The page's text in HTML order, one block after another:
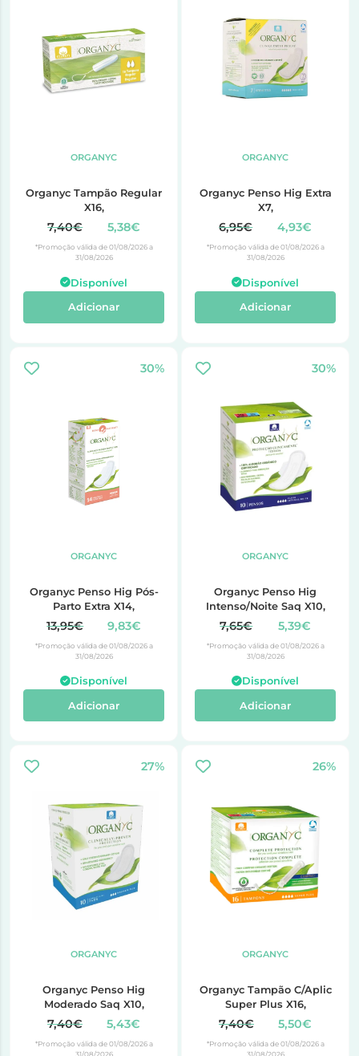
ORGANYC
Organyc Tampão Regular
X16,
7,40€ 5,38€
*Promoção válida de 01/08/2026 a
31/08/2026
Disponível
Adicionar
ORGANYC
Organyc Penso Hig Extra
X7,
6,95€ 4,93€
*Promoção válida de 01/08/2026 a
31/08/2026
Disponível
Adicionar
30%
ORGANYC
Organyc Penso Hig Pós-
Parto Extra X14,
13,95€ 9,83€
*Promoção válida de 01/08/2026 a
31/08/2026
Disponível
Adicionar
30%
ORGANYC
Organyc Penso Hig
Intenso/Noite Saq X10,
7,65€ 5,39€
*Promoção válida de 01/08/2026 a
31/08/2026
Disponível
Adicionar
27%
ORGANYC
Organyc Penso Hig
Moderado Saq X10,
7,40€ 5,43€
*Promoção válida de 01/08/2026 a
31/08/2026
26%
ORGANYC
Organyc Tampão C/Aplic
Super Plus X16,
7,40€ 5,50€
*Promoção válida de 01/08/2026 a
31/08/2026